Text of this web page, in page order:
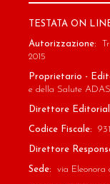
TESTATA ON
Autorizzazione:
2015
Proprietario -
e della Salute ADAS
Direttore
Codice Fiscale:
Direttore
Sede: via Eleonora